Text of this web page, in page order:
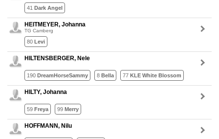
41 Dark Angel
HEITMEYER, Johanna
TG Camberg
80 Levi
HILTENSBERGER, Nele
190 DreamHorseSammy 8 Bella 77 KLE White Blossom
HILTY, Johanna
59 Freya 99 Merry
HOFFMANN, Nilu